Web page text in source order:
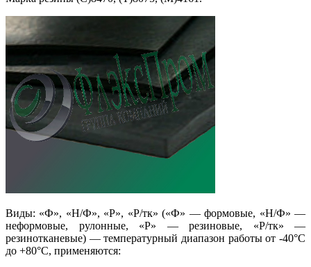
Виды: «Ф», «Н/Ф», «Р», «Р/тк» («Ф» — формовые, «Н/Ф» —
неформовые, рулонные, «Р» — резиновые, «Р/тк» —
резинотканевые) — температурный диапазон работы от -40°С
до +80°С, применяются: